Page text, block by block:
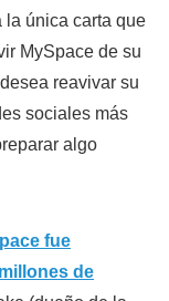
la única carta que
MySpace de su
reavivar su
sociales más
algo
fue
de